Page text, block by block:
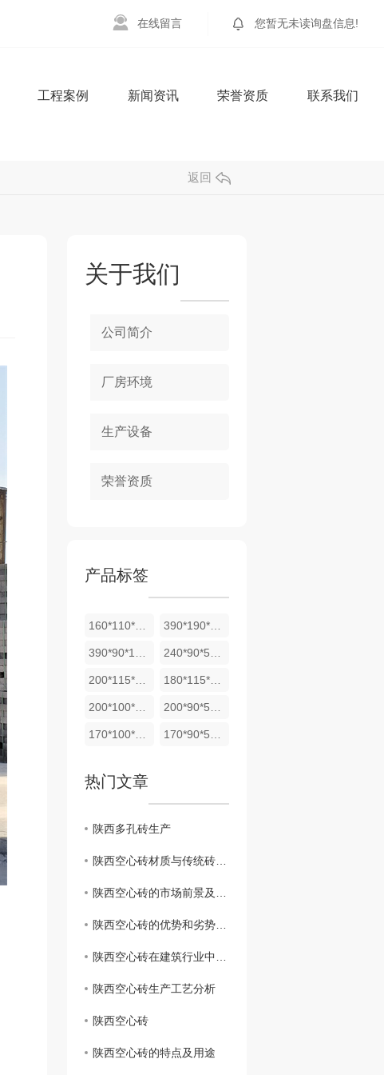
您暂无未读询盘信息!
在线留言
工程案例 新闻资讯 荣誉资质 联系我们
返回
关于我们
公司简介
厂房环境
生产设备
荣誉资质
产品标签
160*110*53斜面砖 390*190*190空心砖
390*90*190空心砖 240*90*53实心砖
200*115*53实心砖 180*115*53实心砖
200*100*53实心砖 200*90*53实心砖
170*100*53实心砖 170*90*53实心砖
热门文章
陕西多孔砖生产
陕西空心砖材质与传统砖块有何不同
陕西空心砖的市场前景及发展趋势
陕西空心砖的优势和劣势对比
陕西空心砖在建筑行业中的应用
陕西空心砖生产工艺分析
陕西空心砖
陕西空心砖的特点及用途